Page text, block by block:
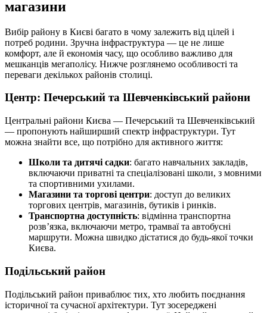
магазини
Вибір району в Києві багато в чому залежить від цілей і
потреб родини. Зручна інфраструктура — це не лише
комфорт, але й економія часу, що особливо важливо для
мешканців мегаполісу. Нижче розглянемо особливості та
переваги декількох районів столиці.
Центр: Печерський та Шевченківський райони
Центральні райони Києва — Печерський та Шевченківський
— пропонують найширший спектр інфраструктури. Тут
можна знайти все, що потрібно для активного життя:
Школи та дитячі садки: багато навчальних закладів,
включаючи приватні та спеціалізовані школи, з мовними
та спортивними ухилами.
Магазини та торгові центри: доступ до великих
торгових центрів, магазинів, бутиків і ринків.
Транспортна доступність: відмінна транспортна
розв’язка, включаючи метро, трамваї та автобусні
маршрути. Можна швидко дістатися до будь-якої точки
Києва.
Подільський район
Подільський район приваблює тих, хто любить поєднання
історичної та сучасної архітектури. Тут зосереджені